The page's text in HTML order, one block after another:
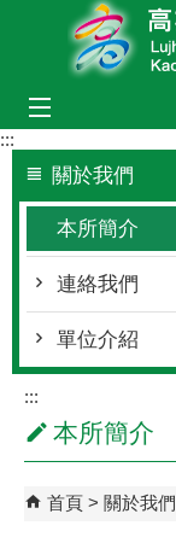
跳到主要內容區塊
:::
關於我們
本所簡介
連絡我們
單位介紹
:::
本所簡介
首頁 關於我們